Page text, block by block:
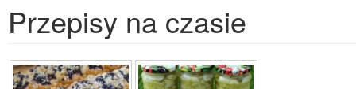
Przepisy na czasie